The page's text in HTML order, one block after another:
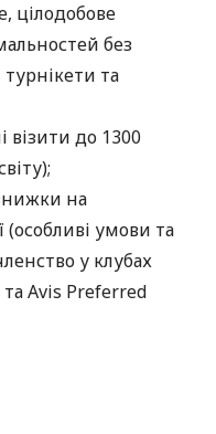
цілодобове
без
та
візити до 1300
на
умови та
у клубах
Avis Preferred